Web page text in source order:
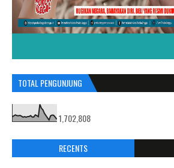
TOTAL PENGUNJUNG
1,702,808
RECENTS